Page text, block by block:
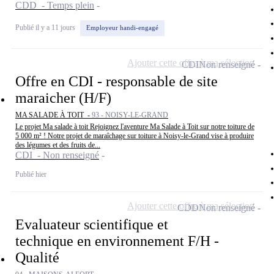
CDD - Temps plein
Publié il y a 11 jours Employeur handi-engagé
Offre en CDI - responsable de site
maraicher (H/F)
MA SALADE À TOIT - 93 - NOISY-LE-GRAND
Le projet Ma salade à toit Rejoignez l'aventure Ma Salade à Toit sur notre toiture de
5 000 m² ! Notre projet de maraîchage sur toiture à Noisy-le-Grand vise à produire
des légumes et des fruits de...
CDI - Non renseigné
Publié hier
CDINon renseigné
Ajouter cette offre à ma sélection
Evaluateur scientifique et
technique en environnement F/H -
Qualité
CDDNon renseigné
Ajouter cette offre à ma sélection